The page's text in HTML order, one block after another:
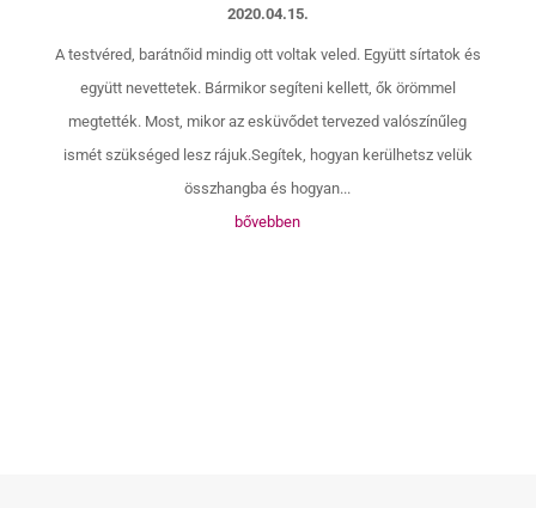
2020.04.15.
A testvéred, barátnőid mindig ott voltak veled. Együtt sírtatok és
együtt nevettetek. Bármikor segíteni kellett, ők örömmel
megtették. Most, mikor az esküvődet tervezed valószínűleg
ismét szükséged lesz rájuk.Segítek, hogyan kerülhetsz velük
összhangba és hogyan...
bővebben